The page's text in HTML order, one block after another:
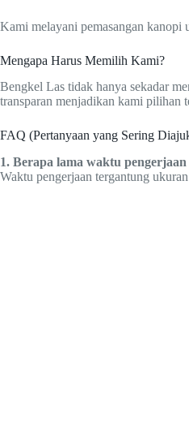
Kami melayani pemasangan kanopi
Mengapa Harus Memilih Kami?
Bengkel Las tidak hanya sekadar
transparan menjadikan kami pilihan
FAQ (Pertanyaan yang Sering
1. Berapa lama waktu pengerjaan
Waktu pengerjaan tergantung